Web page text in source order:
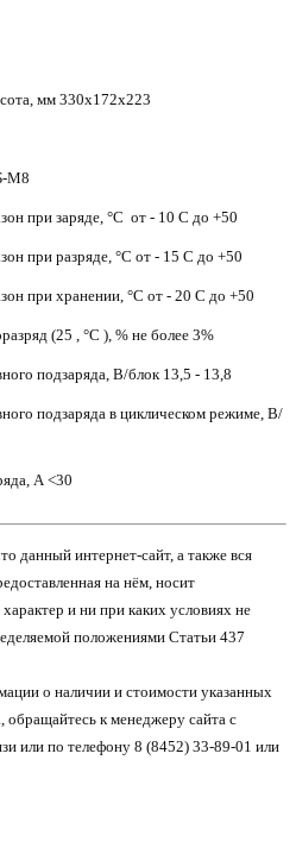
мм 330x172x223
М8
при заряде, °C от - 10 С до +50
при разряде, °C от - 15 С до +50
при хранении, °C от - 20 С до +50
(25 , °C ), % не более 3%
подзаряда, В/блок 13,5 - 13,8
подзаряда в циклическом режиме, В/
А<30
данный интернет-сайт, а также вся
на нём, носит
и ни при каких условиях не
положениями Статьи 437
о наличии и стоимости указанных
обращайтесь к менеджеру сайта с
или по телефону 8 (8452) 33-89-01 или